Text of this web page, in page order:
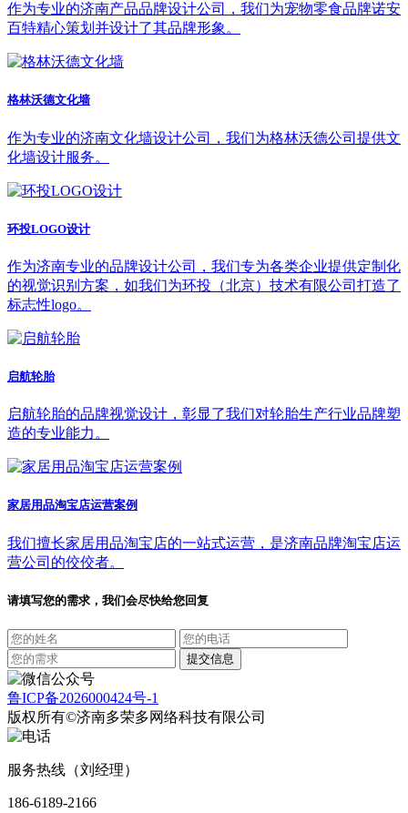
作为专业的济南产品品牌设计公司，我们为宠物零食品牌诺安
百特精心策划并设计了其品牌形象。
格林沃德文化墙
作为专业的济南文化墙设计公司，我们为格林沃德公司提供文
化墙设计服务。
环投LOGO设计
作为济南专业的品牌设计公司，我们专为各类企业提供定制化
的视觉识别方案，如我们为环投（北京）技术有限公司打造了
标志性logo。
启航轮胎
启航轮胎的品牌视觉设计，彰显了我们对轮胎生产行业品牌塑
造的专业能力。
家居用品淘宝店运营案例
我们擅长家居用品淘宝店的一站式运营，是济南品牌淘宝店运
营公司的佼佼者。
请填写您的需求，我们会尽快给您回复
鲁ICP备2026000424号-1
版权所有©济南多荣多网络科技有限公司
服务热线（刘经理）
186-6189-2166